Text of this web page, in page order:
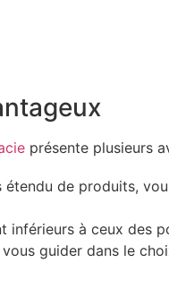
présente plusieurs
de produits,
inférieurs à ceux des
guider dans le